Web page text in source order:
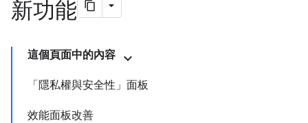
新功能
這個頁面中的內容
「隱私權與安全性」面板
效能面板改善